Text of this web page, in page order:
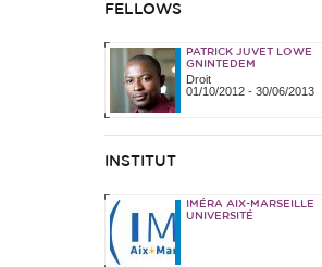
FELLOWS
PATRICK JUVET LOWE
GNINTEDEM
Droit
01/10/2012- 30/06/2013
INSTITUT
IMÉRA AIX-MARSEILLE
UNIVERSITÉ